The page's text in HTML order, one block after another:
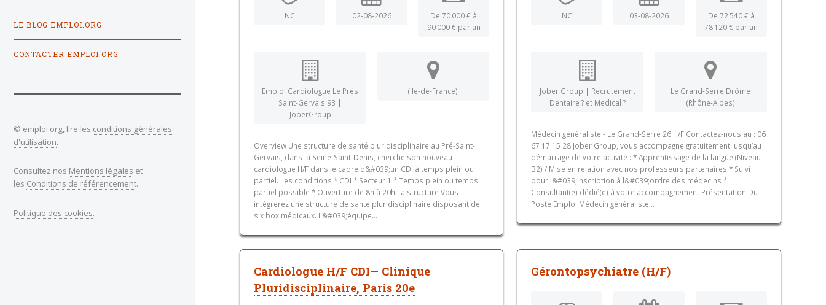
NC 02-08-2026
De 70 000 € à
90 000 € par an
Emploi Cardiologue Le Prés
Saint-Gervais 93 |
JoberGroup
(Ile-de-France)
Overview Une structure de santé pluridisciplinaire au Pré-Saint-
Gervais, dans la Seine-Saint-Denis, cherche son nouveau
cardiologue H/F dans le cadre d&#039;un CDI à temps plein ou
partiel. Les conditions * CDI * Secteur 1 * Temps plein ou temps
partiel possible * Ouverture de 8h à 20h La structure Vous
intégrerez une structure de santé pluridisciplinaire disposant de
six box médicaux. L&#039;équipe...
NC 03-08-2026
De 72 540 € à
78 120 € par an
Jober Group | Recrutement
Dentaire ? et Medical ?
Le Grand-Serre Drôme
(Rhône-Alpes)
Médecin généraliste - Le Grand-Serre 26 H/F Contactez-nous au : 06
67 17 15 28 Jober Group, vous accompagne gratuitement jusqu’au
démarrage de votre activité : * Apprentissage de la langue (Niveau
B2) / Mise en relation avec nos professeurs partenaires * Suivi
pour l&#039;Inscription à l&#039;ordre des médecins *
Consultant(e) dédié(e) à votre accompagnement Présentation Du
Poste Emploi Médecin généraliste...
Cardiologue H/F CDI— Clinique
Pluridisciplinaire, Paris 20e
Gérontopsychiatre (H/F)
LE BLOG EMPLOI.ORG
CONTACTER EMPLOI.ORG
© emploi.org, lire les conditions générales
d'utilisation.
Consultez nos Mentions légales et
les Conditions de référencement.
Politique des cookies.